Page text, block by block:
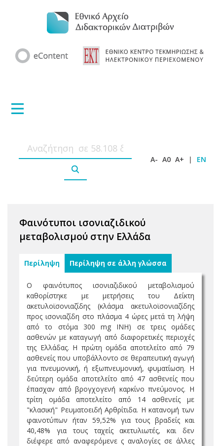
A- A0 A+ | EN
Φαινότυποι ισονιαζιδικού
μεταβολισμού στην Ελλάδα
Περίληψη Περίληψη σε άλλη γλώσσα
Ο φαινότυπος ισονιαζιδικού μεταβολισμού
καθορίστηκε με μετρήσεις του Δείκτη
ακετυλοϊσονιαζίδης (κλάσμα ακετυλοϊσονιαζίδης
προς ισονιαζίδη στο πλάσμα 4 ώρες μετά τη λήψη
από το στόμα 300 mg ΙΝΗ) σε τρεις ομάδες
ασθενών με καταγωγή από διαφορετικές περιοχές
της Ελλάδας. Η πρώτη ομάδα αποτελείτο από 79
ασθενείς που υποβάλλοντο σε θεραπευτική αγωγή
για πνευμονική, ή εξωπνευμονική, φυματίωση. Η
δεύτερη ομάδα αποτελείτο από 47 ασθενείς που
έπασχαν από βρογχογενή καρκίνο πνεύμονος. Η
τρίτη ομάδα αποτελείτο από 14 ασθενείς με
"κλασική" Ρευματοειδή Αρθρίτιδα. Η κατανομή των
φαινοτύπων ήταν 59,52% για τους βραδείς και
40,48% για τους ταχείς ακετυλιωτές, και δεν
διέφερε από αναφερόμενε ς αναλογίες σε άλλες